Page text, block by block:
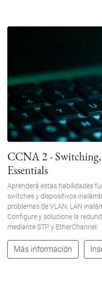
CCNA 2 -
Essentials
Aprenderá estas habilidades
switches y dispositivos
problemas de VLAN, LAN
Configure y solucione la
mediante STP y EtherChannel.
Más información